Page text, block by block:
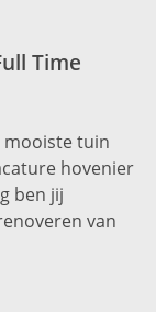
Time
mooiste tuin
hovenier
ben jij
van